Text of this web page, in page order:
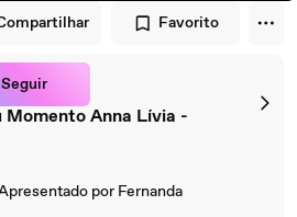
Favorito
Seguir
Anna Lívia -
por Fernanda